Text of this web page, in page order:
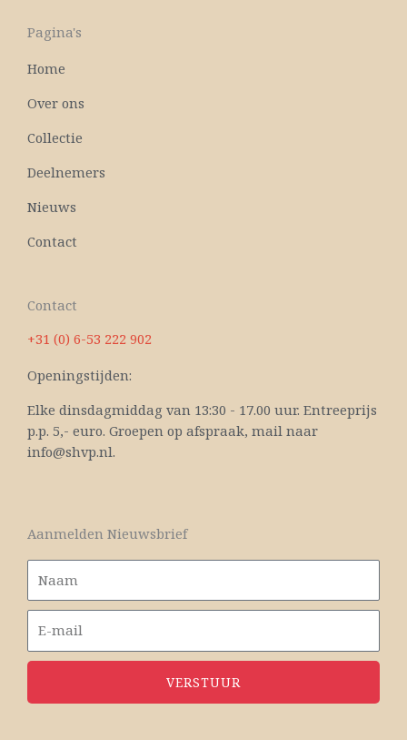
b
o
k
Pagina's
Home
Over ons
Collectie
Deelnemers
Nieuws
Contact
Contact
+31 (0) 6-53 222 902
Openingstijden:
Elke dinsdagmiddag van 13:30 - 17.00 uur. Entreeprijs
p.p. 5,- euro. Groepen op afspraak, mail naar
info@shvp.nl.
Aanmelden Nieuwsbrief
VERSTUUR